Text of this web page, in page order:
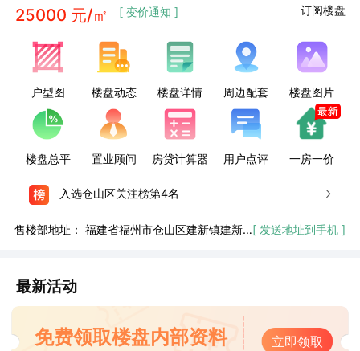
25000 元/㎡ [ 变价通知 ] 订阅楼盘
户型图 楼盘动态 楼盘详情 周边配套 楼盘图片
楼盘总平 置业顾问 房贷计算器 用户点评 一房一价
入选仓山区关注榜第4名
售楼部地址： 福建省福州市仓山区建新镇建新北路元璟TOD项目经理部 [ 发送地址到手机 ]
最新活动
免费领取楼盘内部资料 立即领取